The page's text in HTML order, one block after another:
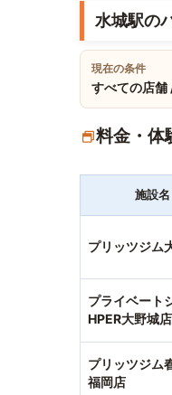
水城駅の
現在の条件
すべての店舗
料金・体
施設名
プリッツジム
プライベート
HPER大野城店
プリッツジム
福岡店